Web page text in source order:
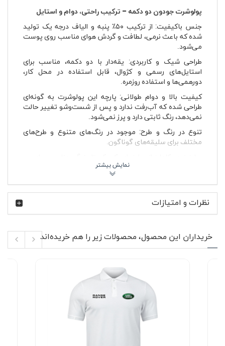
پولوشرت جودون دو دکمه – ترکیب راحتی، دوام و استایل
جنس باکیفیت: از ترکیب ۵۰٪ پنبه و الیاف درجه یک تولید
شده که باعث نرمی، لطافت و گردش هوای مناسب روی پوست
می‌شود.
طراحی شیک و کاربردی: یقه‌دار با دو دکمه، مناسب برای
استایل‌های رسمی و کژوال، قابل استفاده در محل کار،
دورهمی‌ها و استفاده روزمره.
کیفیت بالا و دوام طولانی: پارچه این پولوشرت به گونه‌ای
طراحی شده که آب‌رفت ندارد و پس از شست‌وشو تغییر حالت
نمی‌دهد، رنگ ثابتی دارد و پرز نمی‌شود.
تنوع در رنگ و طرح: موجود در رنگ‌های متنوع و طرح‌های
مختلف برای سلیقه‌های گوناگون.
می‌شود، بدون ایجاد حساسیت یا احساس گرما.
با این پولوشرت، استایل شیک و راحتی را همزمان تجربه کنید!
همین حالا رنگ و سایز مورد نظر خود را انتخاب کنید و به کمد
نظرات و امتیازات
خریداران این محصول، محصولات زیر را هم خریده‌اند